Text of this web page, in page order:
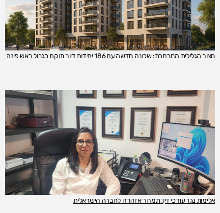
חצור הגלילית מתרחבת: שכונה חדשה עם 186 יחידות דיור תוקם בגבול ראש פינה
אלימות נגד עורכי דין: תמרור אזהרה לחברה הישראלית